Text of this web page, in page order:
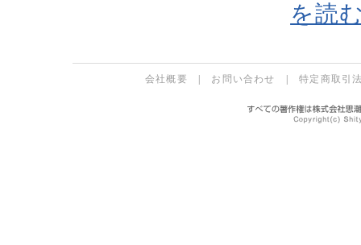
を読
会社概要 お問い合わせ |特定商取引